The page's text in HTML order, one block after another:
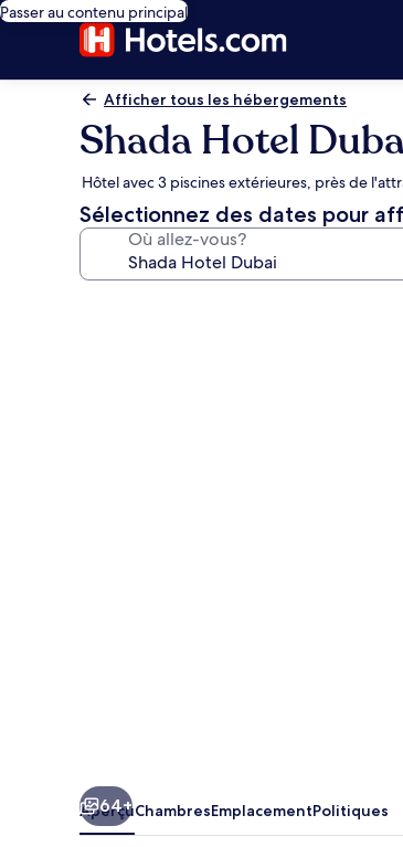
Passer au contenu principal
Afficher tous les hébergements
Shada Hotel
Hôtel avec 3 piscines extérieures, près de
Sélectionnez des dates pour
Où allez-vous?
64+
AperçuChambresEmplacementPolitiques